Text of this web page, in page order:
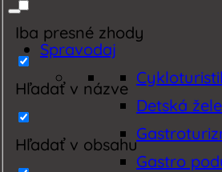
Iba presné zhody
Hľadať v názve
Hľadať v obsahu
Spravodaj
Detská
Gastro